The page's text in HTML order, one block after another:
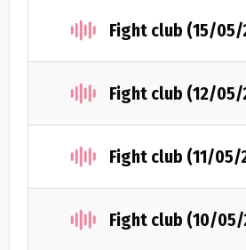
Fight club (15/05/
Fight club (12/05/
Fight club (11/05/
Fight club (10/